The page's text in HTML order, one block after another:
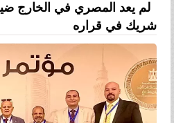
لم يعد المصري في الخارج
شريك في قراره